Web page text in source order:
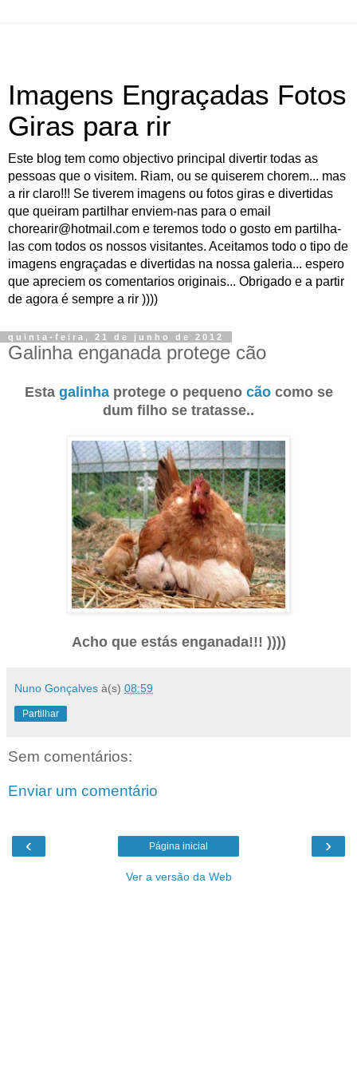
Imagens Engraçadas Fotos
Giras para rir
Este blog tem como objectivo principal divertir todas as
pessoas que o visitem. Riam, ou se quiserem chorem... mas
a rir claro!!! Se tiverem imagens ou fotos giras e divertidas
que queiram partilhar enviem-nas para o email
chorearir@hotmail.com e teremos todo o gosto em partilha-
las com todos os nossos visitantes. Aceitamos todo o tipo de
imagens engraçadas e divertidas na nossa galeria... espero
que apreciem os comentarios originais... Obrigado e a partir
de agora é sempre a rir ))))
quinta-feira, 21 de junho de 2012
Galinha enganada protege cão
Esta galinhaprotege o pequeno cãocomo se
dum filho se tratasse..
Acho que estás enganada!!! ))))
Nuno Gonçalves à(s) 08:59
Partilhar
Sem comentários:
Enviar um comentário
‹ ›
Página inicial
Ver a versão da Web